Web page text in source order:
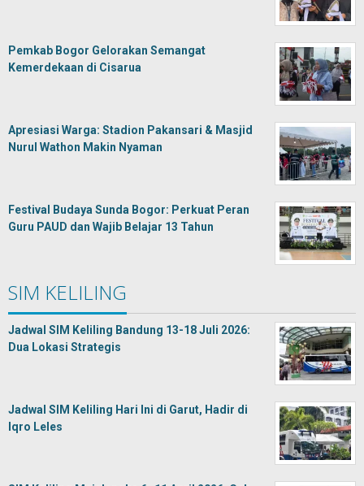
Pemkab Bogor Gelorakan Semangat
Kemerdekaan di Cisarua
Apresiasi Warga: Stadion Pakansari & Masjid
Nurul Wathon Makin Nyaman
Festival Budaya Sunda Bogor: Perkuat Peran
Guru PAUD dan Wajib Belajar 13 Tahun
SIM KELILING
Jadwal SIM Keliling Bandung 13-18 Juli 2026:
Dua Lokasi Strategis
Jadwal SIM Keliling Hari Ini di Garut, Hadir di
Iqro Leles